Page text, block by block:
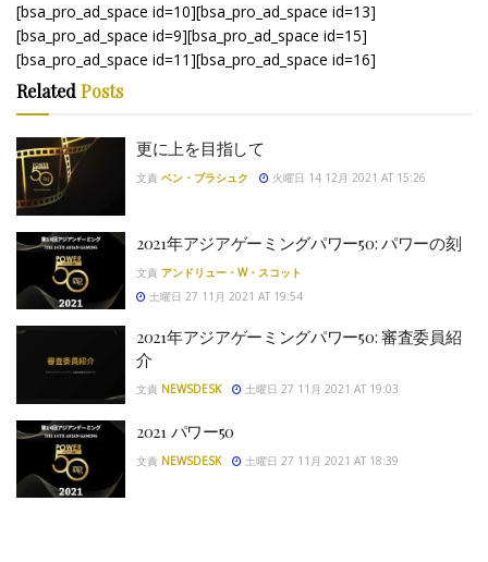
[bsa_pro_ad_space id=10][bsa_pro_ad_space id=13]
[bsa_pro_ad_space id=9][bsa_pro_ad_space id=15]
[bsa_pro_ad_space id=11][bsa_pro_ad_space id=16]
RelatedPosts
更に上を目指して
文責 ベン・ブラシュク 火曜日 14 12月 2021 AT 15:26
2021年アジアゲーミングパワー50: パワーの刻
文責 アンドリュー・W・スコット
土曜日 27 11月 2021 AT 19:54
2021年アジアゲーミングパワー50: 審査委員紹
介
文責 NEWSDESK 土曜日 27 11月 2021 AT 19:03
2021 パワー50
文責 NEWSDESK 土曜日 27 11月 2021 AT 18:39